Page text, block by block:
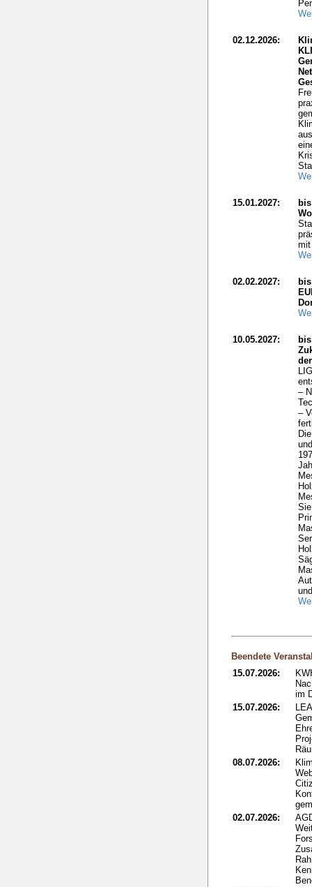
02.12.2026:
15.01.2027:
mit
02.02.2027:
bis
10.05.2027:
bis
–
–
Beendete
15.07.2026:
im
15.07.2026:
08.07.2026:
02.07.2026: